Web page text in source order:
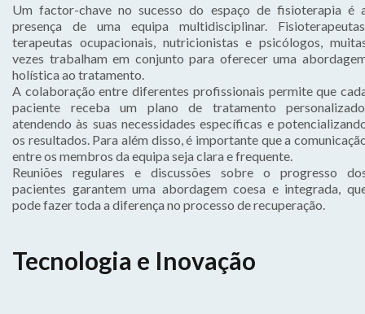
Um factor-chave no sucesso do espaço de fisioterapia é
presença de uma equipa multidisciplinar.
terapeutas ocupacionais, nutricionistas e psicólogos,
vezes trabalham em conjunto para oferecer uma
holística ao tratamento.
A colaboração entre diferentes profissionais permite que
paciente receba um plano de tratamento
atendendo às suas necessidades específicas e
os resultados. Para além disso, é importante que a
entre os membros da equipa seja clara e frequente.
Reuniões regulares e discussões sobre o progresso
pacientes garantem uma abordagem coesa e integrada,
pode fazer toda a diferença no processo de recuperação.
Tecnologia e Inovação